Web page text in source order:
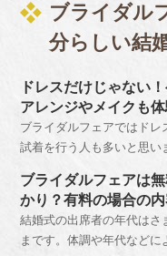
ブライダル
分らしい結
ドレスだけじゃない
アレンジやメイクも
きるブライダルフェア
の注意点
ブライダルフェアではドレ
試着を行う人も多いと思い
するためにも、ヘアアレン
メイクはしっかりと行いま
う。下着も人に見られても
かしくなく、派手すぎない
ブライダルフェアは
かり？有料の場合の
は？
結婚式の出席者の年代はさ
まです。体調や年代などに